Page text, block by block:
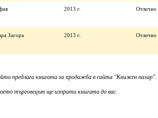
2013 г. Отлично
Загора 2013 г. Отлично
предлага книгата за продажба в сайта "Книжен пазар".
търговецът ще изпрати книгата до вас.